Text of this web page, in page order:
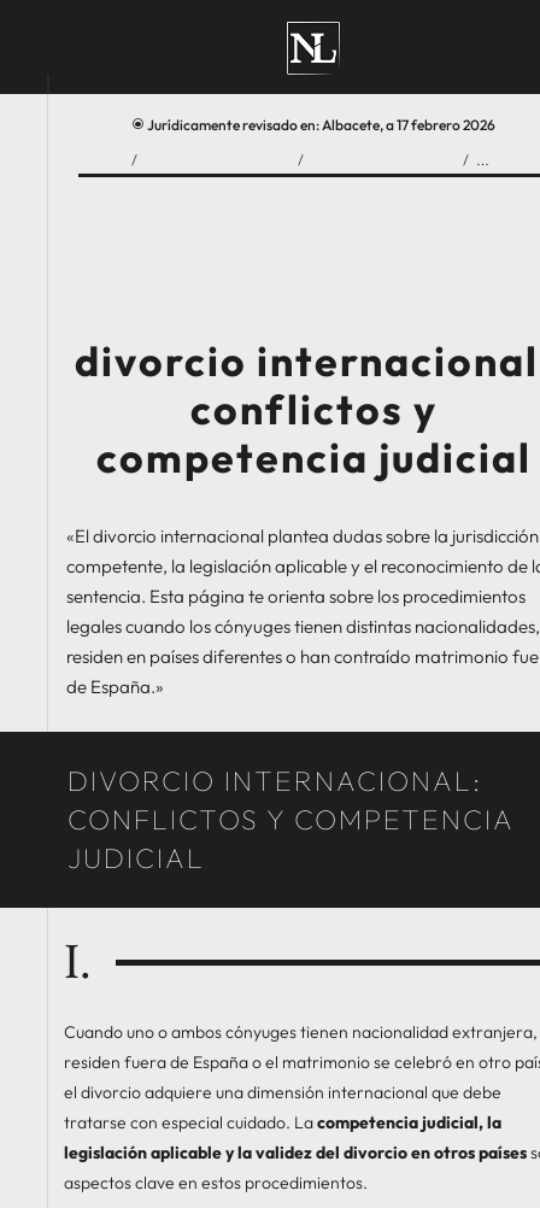
San Antonio, 21. 3º - 02001 ALBACETE
967 619 484
\ Jurídicamente revisado en: Albacete, a 17 febrero 2026
INICIO
/
DIVORCIOS, SEPARACIONES Y RÉGIMEN
/
DIVORCIO Y
/
divorcio
conflictos y
competencia judicial
«El divorcio internacional plantea dudas sobre la jurisdicción
competente, la legislación aplicable y el reconocimiento de
sentencia. Esta página te orienta sobre los procedimientos
legales cuando los cónyuges tienen distintas nacionalidades,
residen en países diferentes o han contraído matrimonio
de España.»
DIVORCIO INTERNACIONAL:
CONFLICTOS Y COMPETENCIA
JUDICIAL
I.
Cuando uno o ambos cónyuges tienen nacionalidad extranjera,
residen fuera de España o el matrimonio se celebró en otro
el divorcio adquiere una dimensión internacional que debe
tratarse con especial cuidado. Lacompetencia judicial, la
legislación aplicable y la validez del divorcio en otros países
aspectos clave en estos procedimientos.